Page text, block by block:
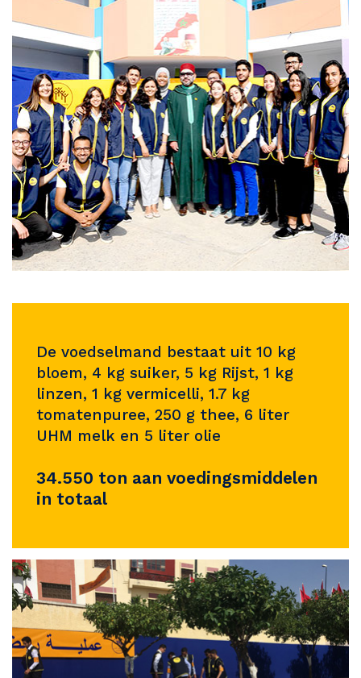
De voedselmand bestaat uit 10 kg
bloem, 4 kg suiker, 5 kg Rijst, 1 kg
linzen, 1 kg vermicelli, 1.7 kg
tomatenpuree, 250 g thee, 6 liter
UHM melk en 5 liter olie
34.550 ton aan voedingsmiddelen
in totaal